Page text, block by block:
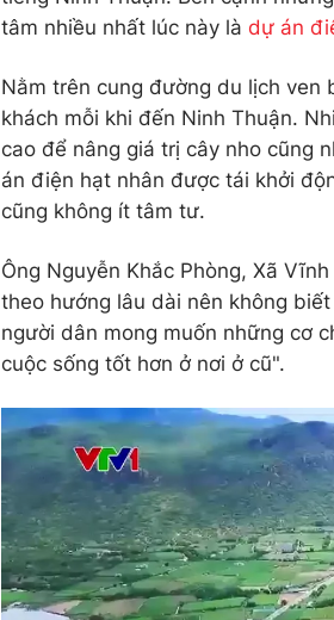
tâm nhiều nhất lúc này là dự án
Nằm trên cung đường du lịch ven
khách mỗi khi đến Ninh Thuận.
cao để nâng giá trị cây nho cũng
án điện hạt nhân được tái khởi
cũng không ít tâm tư.
Ông Nguyễn Khắc Phòng, Xã
theo hướng lâu dài nên không
người dân mong muốn những cơ
cuộc sống tốt hơn ở nơi ở cũ".